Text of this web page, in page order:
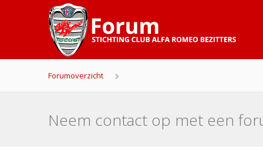
Forumoverzicht
Neem contact op met een